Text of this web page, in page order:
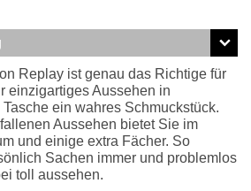
Replay ist genau das Richtige für
einzigartiges Aussehen in
ein wahres Schmuckstück.
Aussehen bietet Sie im
und einige extra Fächer. So
Sachen immer und problemlos
toll aussehen.